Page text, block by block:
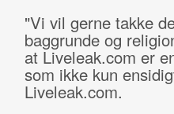
"Vi vil gerne takke
baggrunde og
at Liveleak.com er
som ikke kun
Liveleak.com.